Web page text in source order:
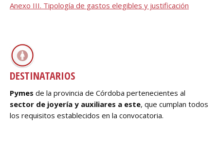
Anexo III. Tipología de gastos elegibles y justificación
DESTINATARIOS
Pymes de la provincia de Córdoba pertenecientes al
sector de joyería y auxiliares a este, que cumplan todos
los requisitos establecidos en la convocatoria.